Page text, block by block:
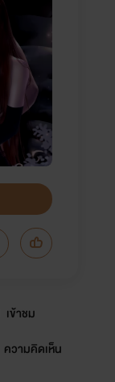
เข้าชม
ความคิดเห็น